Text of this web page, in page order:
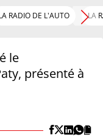
RADIO DE L'AUTO LA
le
présenté à